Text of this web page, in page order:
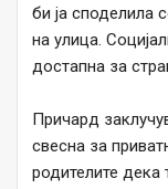
би ја споделила
на улица.
достапна за
Причард
свесна за
родителите